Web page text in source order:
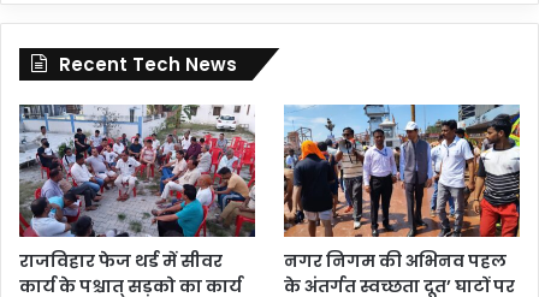
Recent Tech News
राजविहार फेज थर्ड में सीवर
कार्य के पश्चात् सड़को का कार्य
नगर निगम की अभिनव पहल
के अंतर्गत स्वच्छता दूत’ घाटों पर